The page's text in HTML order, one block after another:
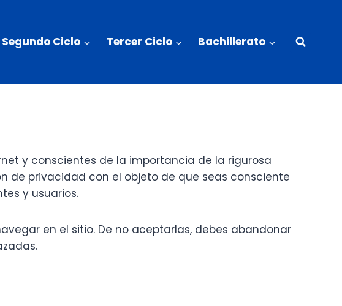
Segundo Ciclo Tercer Ciclo Bachillerato
y conscientes de la importancia de la rigurosa
de privacidad con el objeto de que seas consciente
y usuarios.
en el sitio. De no aceptarlas, debes abandonar